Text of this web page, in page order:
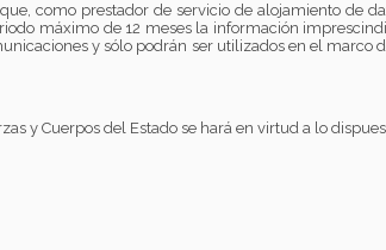
como prestador de servicio de alojamiento de
máximo de 12 meses la información
y sólo podrán ser utilizados en el
y Cuerpos del Estado se hará en virtud a lo